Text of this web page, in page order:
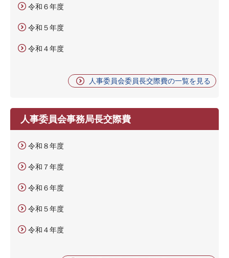
令和６年度
令和５年度
令和４年度
人事委員会委員長交際費の一覧を見る
人事委員会事務局長交際費
令和８年度
令和７年度
令和６年度
令和５年度
令和４年度